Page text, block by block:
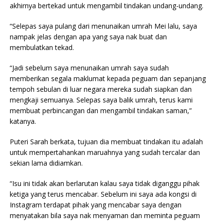
akhirnya bertekad untuk mengambil tindakan undang-undang.
“Selepas saya pulang dari menunaikan umrah Mei lalu, saya
nampak jelas dengan apa yang saya nak buat dan
membulatkan tekad.
“Jadi sebelum saya menunaikan umrah saya sudah
memberikan segala maklumat kepada peguam dan sepanjang
tempoh sebulan di luar negara mereka sudah siapkan dan
mengkaji semuanya. Selepas saya balik umrah, terus kami
membuat perbincangan dan mengambil tindakan saman,”
katanya.
Puteri Sarah berkata, tujuan dia membuat tindakan itu adalah
untuk mempertahankan maruahnya yang sudah tercalar dan
sekian lama didiamkan.
“Isu ini tidak akan berlarutan kalau saya tidak diganggu pihak
ketiga yang terus mencabar. Sebelum ini saya ada kongsi di
Instagram terdapat pihak yang mencabar saya dengan
menyatakan bila saya nak menyaman dan meminta peguam